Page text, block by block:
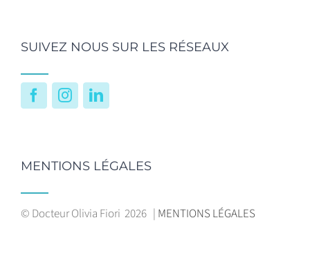
SUIVEZ NOUS SUR LES RÉSEAUX
FacebookInstagramLinkedIn
MENTIONS LÉGALES
© Docteur Olivia Fiori 2026 | MENTIONS LÉGALES